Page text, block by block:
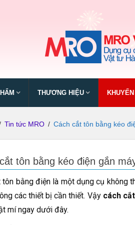
THƯƠNG HIỆU KHUYẾN
Tin tức MRO / Cách cắt tôn bằng kéo
tôn bằng kéo điện gắn
tôn bằng điện là một dụng cụ không
các thiết bị cần thiết. Vậy cách
mí ngay dưới đây.